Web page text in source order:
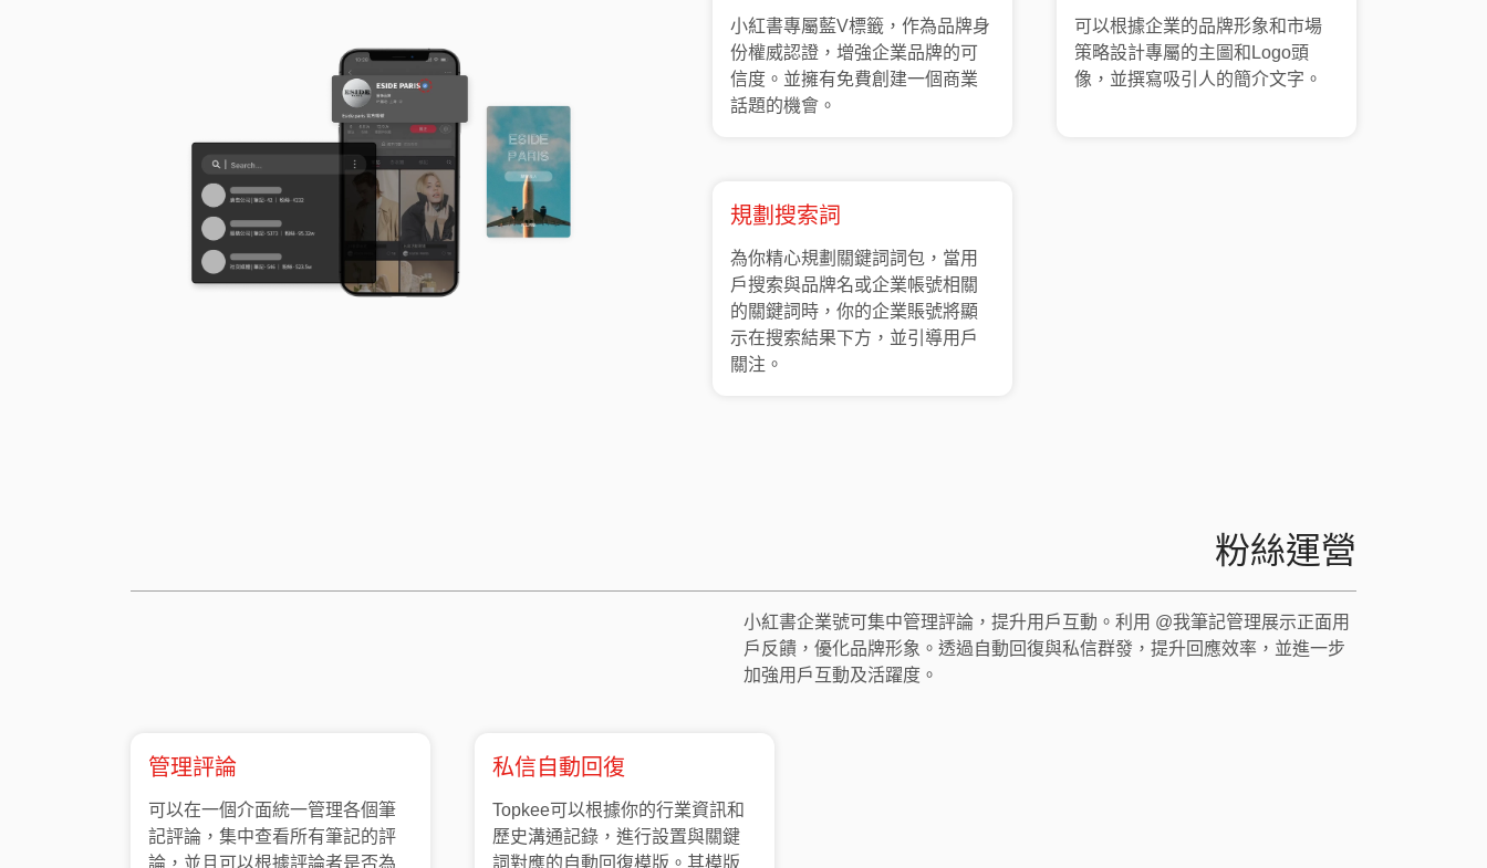
小紅書專屬藍V標籤，作為品牌身
份權威認證，增強企業品牌的可
信度。並擁有免費創建一個商業
話題的機會。
可以根據企業的品牌形象和市場
策略設計專屬的主圖和Logo頭
像，並撰寫吸引人的簡介文字。
規劃搜索詞
為你精心規劃關鍵詞詞包，當用
戶搜索與品牌名或企業帳號相關
的關鍵詞時，你的企業賬號將顯
示在搜索結果下方，並引導用戶
關注。
粉絲運營
小紅書企業號可集中管理評論，提升用戶互動。利用 @我筆記管理展示正面用
戶反饋，優化品牌形象。透過自動回復與私信群發，提升回應效率，並進一步
加強用戶互動及活躍度。
管理評論
可以在一個介面統一管理各個筆
記評論，集中查看所有筆記的評
論，並且可以根據評論者是否為
私信自動回復
Topkee可以根據你的行業資訊和
歷史溝通記錄，進行設置與關鍵
詞對應的自動回復模版。其模版